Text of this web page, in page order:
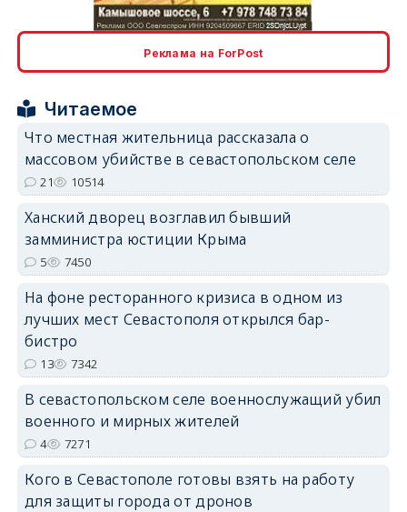
erid: 2SDnjcrDNw6
erid: 2SDnjdvhGXG
Реклама на ForPost
Читаемое
Что местная жительница рассказала о
массовом убийстве в севастопольском селе
21 10514
Ханский дворец возглавил бывший
замминистра юстиции Крыма
5 7450
На фоне ресторанного кризиса в одном из
лучших мест Севастополя открылся бар-
бистро
13 7342
В севастопольском селе военнослужащий убил
военного и мирных жителей
4 7271
Кого в Севастополе готовы взять на работу
для защиты города от дронов